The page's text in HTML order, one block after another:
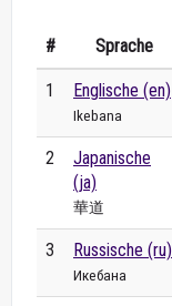
# Sprache
1 Englische (en)
Ikebana
2
Japanische
(ja)
華道
3 Russische (ru)
Икебана